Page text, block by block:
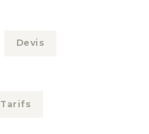
Devis
Tarifs